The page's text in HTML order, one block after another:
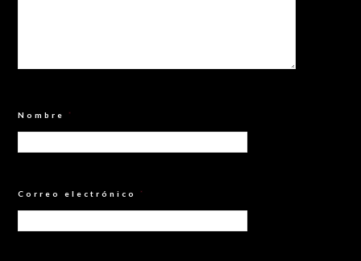
Nombre *
Correo electrónico *